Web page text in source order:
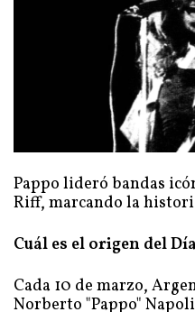
Pappo lideró bandas
Riff, marcando la
Cuál es el origen del
Cada 10 de marzo,
Norberto "Pappo"